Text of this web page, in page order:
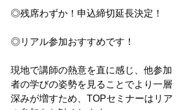
◎残席わずか！申込締切延長決定！
◎リアル参加おすすめです！
現地で講師の熱意を直に感じ、他参加
者の学びの姿勢を見ることでより一層
深みが増すため、TOPセミナーはリア